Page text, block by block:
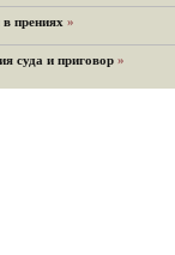
сильная, мощная и
только преклонения
прениях »
суда и приговор »